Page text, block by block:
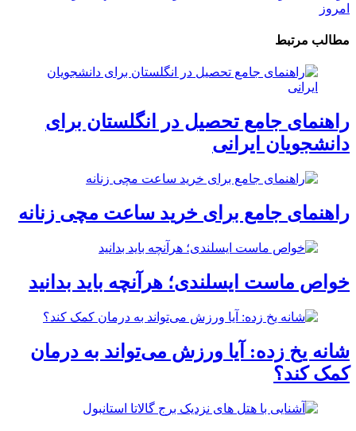
امروز
مطالب مرتبط
راهنمای جامع تحصیل در انگلستان برای
دانشجویان ایرانی
راهنمای جامع برای خرید ساعت مچی زنانه
خواص ماست ایسلندی؛ هرآنچه باید بدانید
شانه یخ زده: آیا ورزش می‌تواند به درمان
کمک کند؟